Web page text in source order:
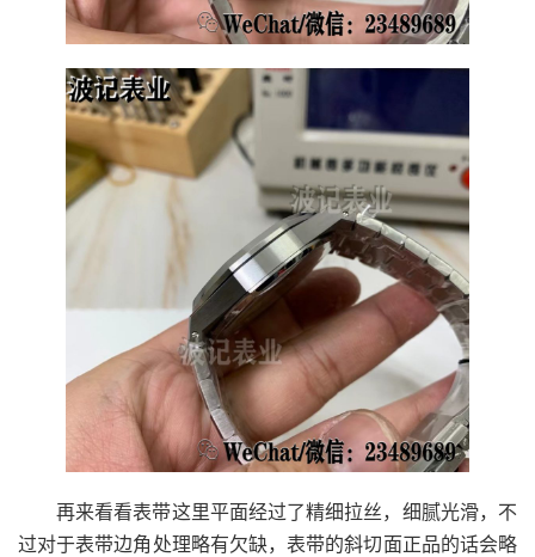
再来看看表带这里平面经过了精细拉丝，细腻光滑，不
过对于表带边角处理略有欠缺，表带的斜切面正品的话会略